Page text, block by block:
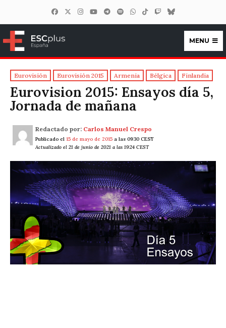
ESCplus España
MENU
Eurovisión Eurovisión 2015 Armenia Bélgica Finlandia
Eurovision 2015: Ensayos día 5,
Jornada de mañana
Redactado por: Carlos Manuel Crespo
Publicado el 15 de mayo de 2015 a las 09:30 CEST
Actualizado el 21 de junio de 2021 a las 19:24 CEST